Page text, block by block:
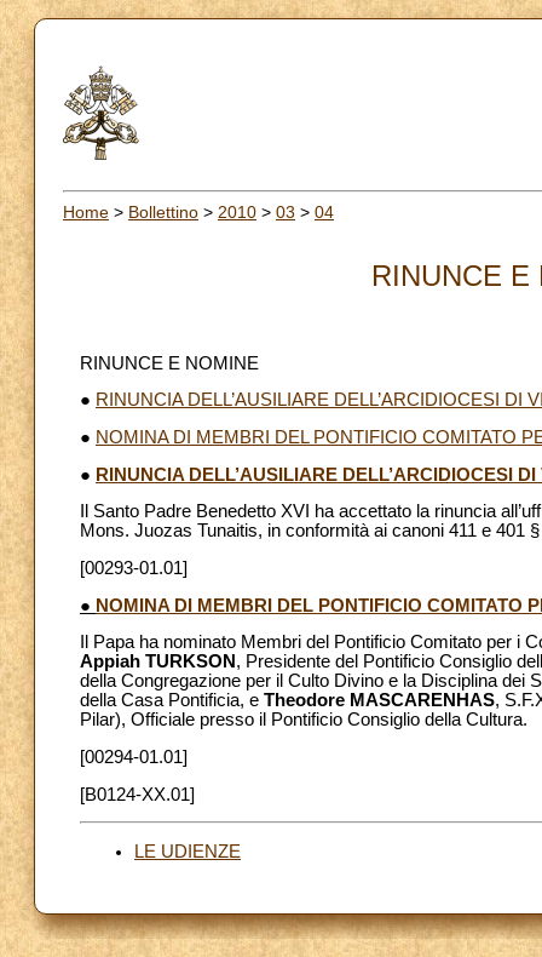
Home > Bollettino > 2010 > 03 > 04
RINUNCE E
RINUNCE E NOMINE
● RINUNCIA DELL’AUSILIARE DELL’ARCIDIOCESI DI
● NOMINA DI MEMBRI DEL PONTIFICIO COMITATO
● RINUNCIA DELL’AUSILIARE DELL’ARCIDIOCESI
Il Santo Padre Benedetto XVI ha accettato la rinuncia
Mons. Juozas Tunaitis, in conformità ai canoni 411 e 401
[00293-01.01]
● NOMINA DI MEMBRI DEL PONTIFICIO COMITATO
Il Papa ha nominato Membri del Pontificio Comitato per
Appiah TURKSON , Presidente del Pontificio Consiglio
della Congregazione per il Culto Divino e la Disciplina dei
della Casa Pontificia, e Theodore MASCARENHAS,
Pilar), Officiale presso il Pontificio Consiglio della Cultura.
[00294-01.01]
[B0124-XX.01]
LE UDIENZE